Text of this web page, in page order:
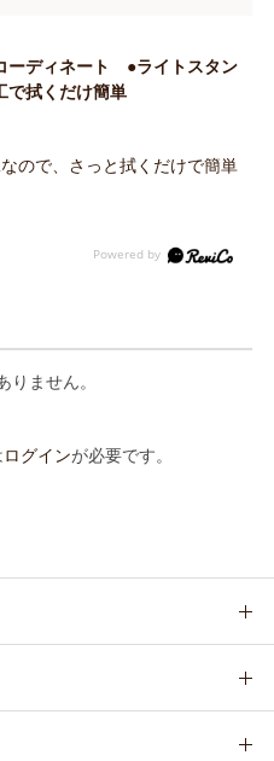
ーディネート ●ライトスタン
拭くだけ簡単
ので、さっと拭くだけで簡単
りません。
ログインが必要です。